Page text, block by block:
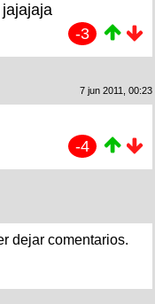
-3
7 jun 2011, 00:23
-4
dejar comentarios.